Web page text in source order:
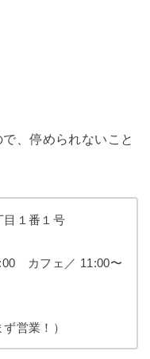
、停められないこと
１番１号
カフェ／ 11:00〜
営業！）